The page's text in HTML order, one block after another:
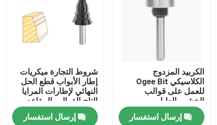
معلومات عنا
جولة في المعمل
مراقبة الجودة
الكربيد المزدوج
الكلاسيكي Ogee Bit
للعمل على قوالب
الخشب العليا
إرسال استفسار
شروط التجارة ميكريات
إطار الأبواب قطع الحل
النهائي لإطارات المرايا
التاج القوالب المقاعد
السكة الحديدية وأكثر
إرسال استفسار